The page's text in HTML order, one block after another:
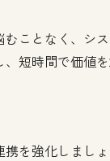
ことなく、シ
短時間で価値を
を強化しまし